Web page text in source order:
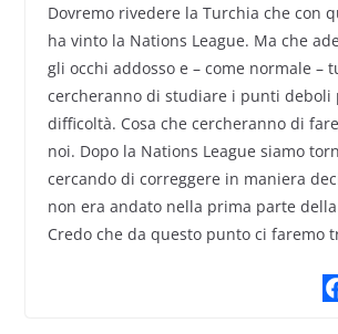
Dovremo rivedere la Turchia che con
ha vinto la Nations League. Ma che
gli occhi addosso e – come normale –
cercheranno di studiare i punti deboli
difficoltà. Cosa che cercheranno di
noi. Dopo la Nations League siamo
cercando di correggere in maniera
non era andato nella prima parte
Credo che da questo punto ci faremo